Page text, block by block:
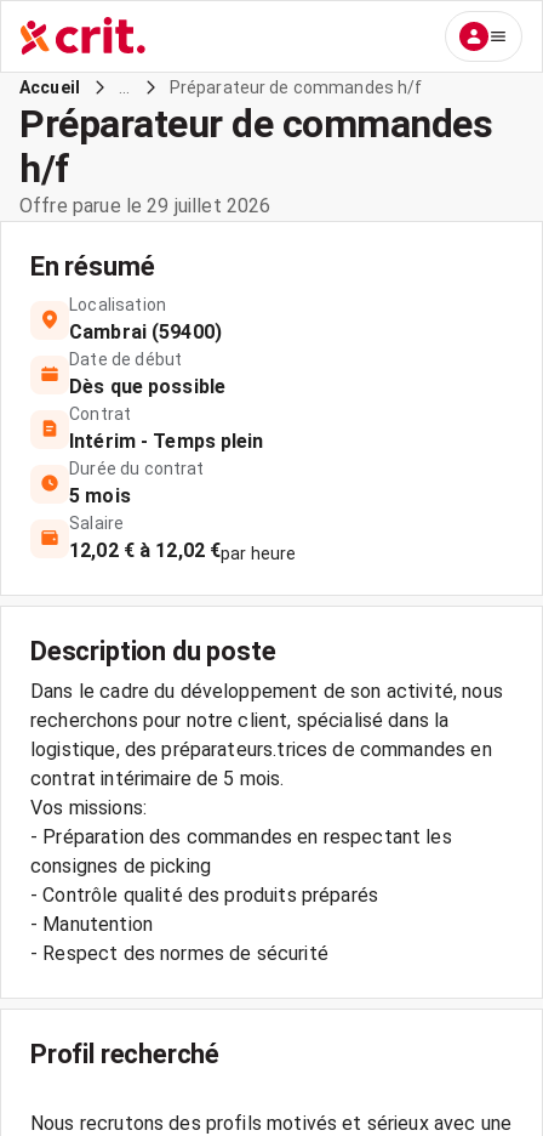
Accueil Préparateur de commandes h/f
Préparateur de commandes
h/f
Offre parue le 29 juillet 2026
En résumé
Localisation
Cambrai (59400)
Date de début
Dès que possible
Contrat
Intérim - Temps plein
Durée du contrat
5 mois
Salaire
12,02 € à 12,02 €par heure
Description du poste
Dans le cadre du développement de son activité, nous
recherchons pour notre client, spécialisé dans la
logistique, des préparateurs.trices de commandes en
contrat intérimaire de 5 mois.
Vos missions:
- Préparation des commandes en respectant les
consignes de picking
- Contrôle qualité des produits préparés
- Manutention
- Respect des normes de sécurité
Profil recherché
Nous recrutons des profils motivés et sérieux avec une